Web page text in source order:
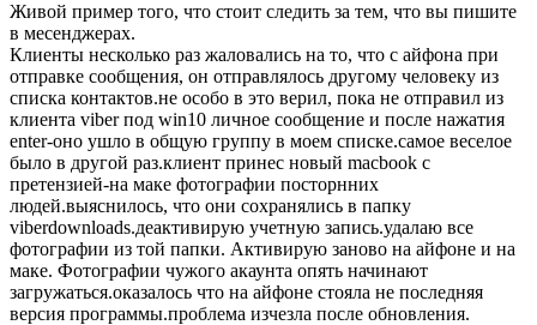
Живой пример того, что стоит следить за тем, что вы пишите
в месенджерах.
Клиенты несколько раз жаловались на то, что с айфона при
отправке сообщения, он отправлялось другому человеку из
списка контактов.не особо в это верил, пока не отправил из
клиента viber под win10 личное сообщение и после нажатия
enter-оно ушло в общую группу в моем списке.самое веселое
было в другой раз.клиент принес новый macbook с
претензией-на маке фотографии посторнних
людей.выяснилось, что они сохранялись в папку
viberdownloads.деактивирую учетную запись.удалаю все
фотографии из той папки. Активирую заново на айфоне и на
маке. Фотографии чужого акаунта опять начинают
загружаться.оказалось что на айфоне стояла не последняя
версия программы.проблема изчезла после обновления.